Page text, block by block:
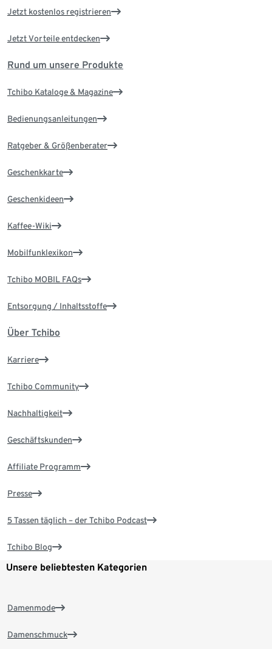
Jetzt kostenlos registrieren
Jetzt Vorteile entdecken
Rund um unsere Produkte
Tchibo Kataloge & Magazine
Bedienungsanleitungen
Ratgeber & Größenberater
Geschenkkarte
Geschenkideen
Kaffee-Wiki
Mobilfunklexikon
Tchibo MOBIL FAQs
Entsorgung / Inhaltsstoffe
Über Tchibo
Karriere
Tchibo Community
Nachhaltigkeit
Geschäftskunden
Affiliate Programm
Presse
5 Tassen täglich – der Tchibo Podcast
Tchibo Blog
Unsere beliebtesten Kategorien
Damenmode
Damenschmuck